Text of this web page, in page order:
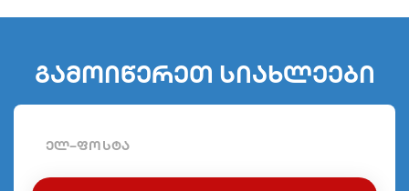
გამოიწერეთ სიახლეები